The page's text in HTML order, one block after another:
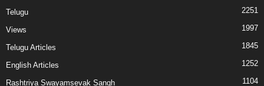
Telugu 2251
Views 1997
Telugu Articles 1845
English Articles 1252
Rashtriya Swayamsevak Sangh 1104